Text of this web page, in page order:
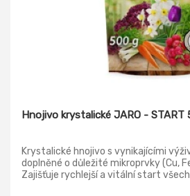
Hnojivo krystalické JARO - START
Krystalické hnojivo s vynikajícími
doplněné o důležité mikroprvky (Cu,
Zajišťuje rychlejší a vitální start